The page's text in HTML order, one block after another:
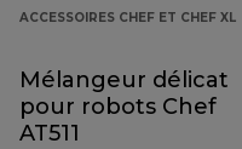
ACCESSOIRES CHEF ET CHEF XL
Mélangeur délicat
pour robots Chef
AT511